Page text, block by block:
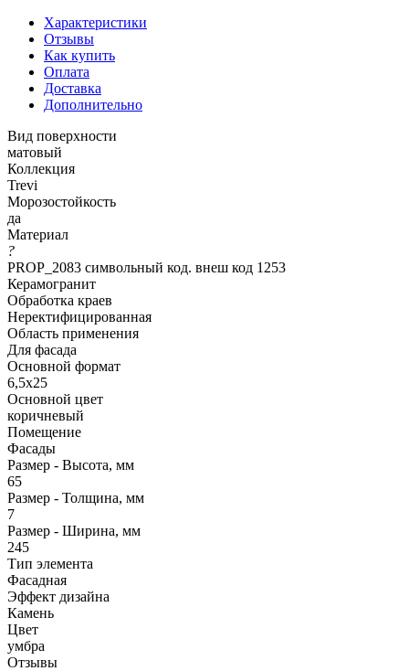
Характеристики
Отзывы
Как купить
Оплата
Доставка
Дополнительно
Вид поверхности
матовый
Коллекция
Trevi
Морозостойкость
да
Материал
?
PROP_2083 символьный код. внеш код 1253
Керамогранит
Обработка краев
Неректифицированная
Область применения
Для фасада
Основной формат
6,5х25
Основной цвет
коричневый
Помещение
Фасады
Размер - Высота, мм
65
Размер - Толщина, мм
7
Размер - Ширина, мм
245
Тип элемента
Фасадная
Эффект дизайна
Камень
Цвет
умбра
Отзывы